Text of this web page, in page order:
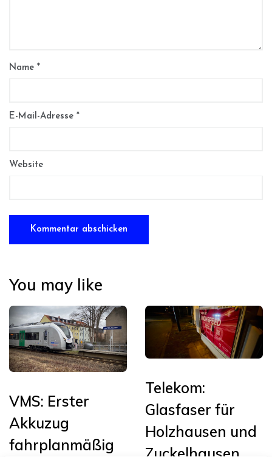
Name *
E-Mail-Adresse *
Website
You may like
VMS: Erster
Akkuzug
fahrplanmäßig
Telekom:
Glasfaser für
Holzhausen und
Zuckelhausen